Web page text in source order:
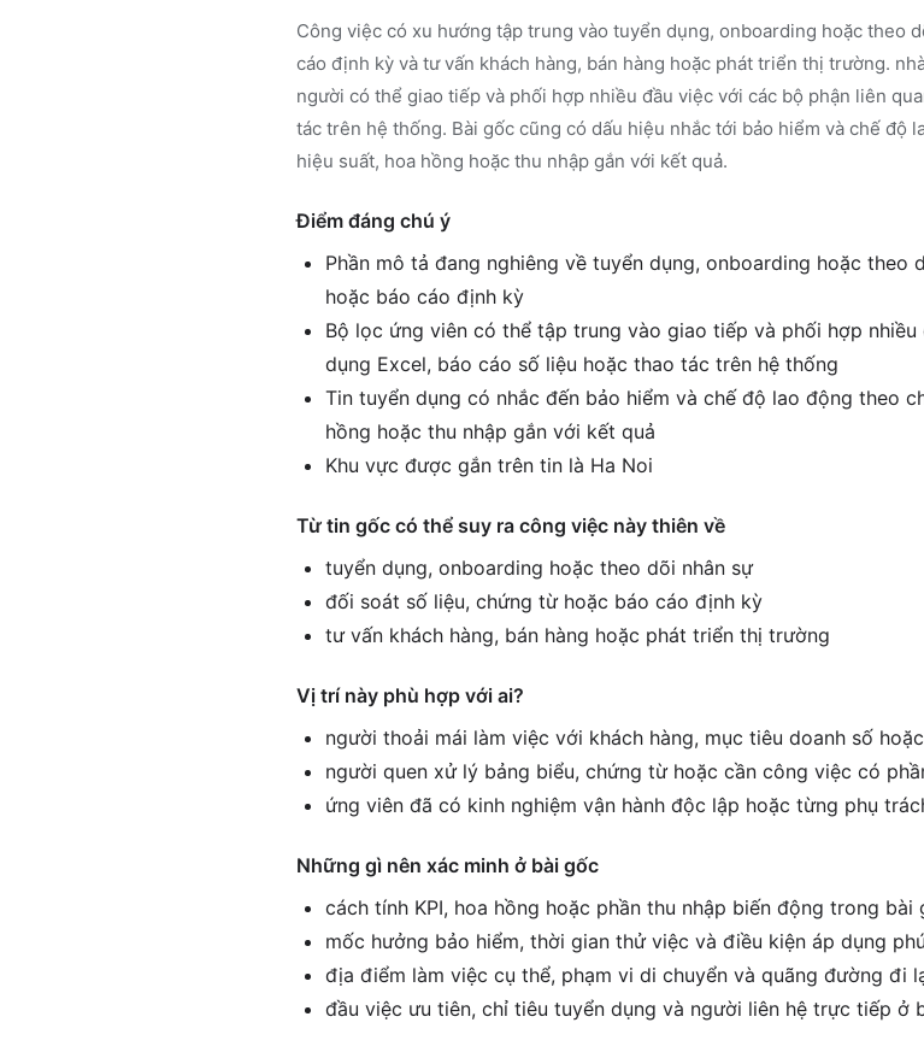
Công việc có xu hướng tập trung vào tuyển dụng, onboarding hoặc theo
cáo định kỳ và tư vấn khách hàng, bán hàng hoặc phát triển thị trường.
người có thể giao tiếp và phối hợp nhiều đầu việc với các bộ phận liên
tác trên hệ thống. Bài gốc cũng có dấu hiệu nhắc tới bảo hiểm và chế độ
hiệu suất, hoa hồng hoặc thu nhập gắn với kết quả.
Điểm đáng chú ý
Phần mô tả đang nghiêng về tuyển dụng, onboarding hoặc
hoặc báo cáo định kỳ
Bộ lọc ứng viên có thể tập trung vào giao tiếp và phối hợp
dụng Excel, báo cáo số liệu hoặc thao tác trên hệ thống
Tin tuyển dụng có nhắc đến bảo hiểm và chế độ lao động theo
hồng hoặc thu nhập gắn với kết quả
Khu vực được gắn trên tin là Ha Noi
Từ tin gốc có thể suy ra công việc này thiên về
tuyển dụng, onboarding hoặc theo dõi nhân sự
đối soát số liệu, chứng từ hoặc báo cáo định kỳ
tư vấn khách hàng, bán hàng hoặc phát triển thị trường
Vị trí này phù hợp với ai?
người thoải mái làm việc với khách hàng, mục tiêu doanh số
người quen xử lý bảng biểu, chứng từ hoặc cần công việc có
ứng viên đã có kinh nghiệm vận hành độc lập hoặc từng phụ
Những gì nên xác minh ở bài gốc
cách tính KPI, hoa hồng hoặc phần thu nhập biến động trong bài
mốc hưởng bảo hiểm, thời gian thử việc và điều kiện áp dụng
địa điểm làm việc cụ thể, phạm vi di chuyển và quãng đường đi
đầu việc ưu tiên, chỉ tiêu tuyển dụng và người liên hệ trực tiếp ở